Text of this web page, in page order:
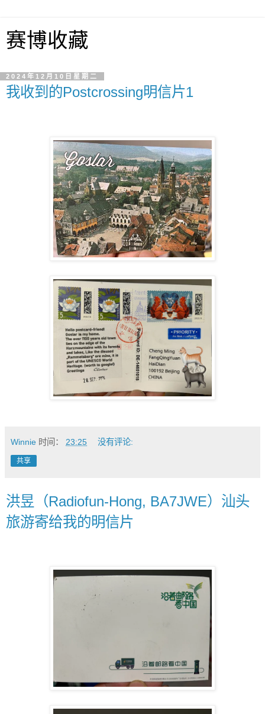
赛博收藏
2024年12月10日星期二
我收到的Postcrossing明信片1
Winnie 时间： 23:25 没有评论:
共享
洪昱（Radiofun-Hong, BA7JWE）汕头
旅游寄给我的明信片